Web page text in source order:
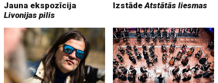
Jauna ekspozīcija
Livonijas pilis
IzstādeAtstātās liesmas